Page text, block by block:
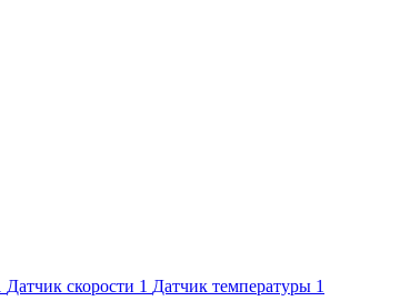
Датчик скорости 1 Датчик температуры 1